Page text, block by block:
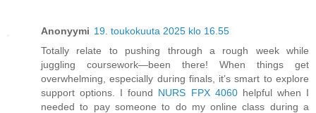
Anonyymi 19. toukokuuta 2025 klo 16.55
Totally relate to pushing through a rough week while
juggling coursework—been there! When things get
overwhelming, especially during finals, it’s smart to explore
support options. I found NURS FPX 4060 helpful when I
needed to pay someone to do my online class during a